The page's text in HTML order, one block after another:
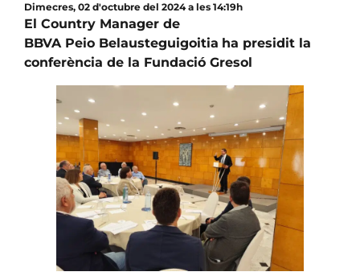
Dimecres, 02 d'octubre del 2024 a les 14:19h
El Country Manager de
BBVA Peio Belausteguigoitia ha presidit la
conferència de la Fundació Gresol